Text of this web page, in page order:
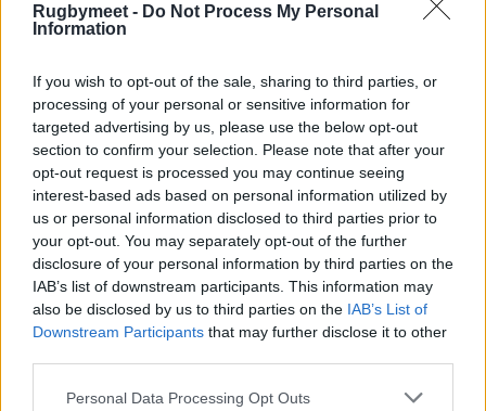
Rugbymeet - Do Not Process My Personal
Information
If you wish to opt-out of the sale, sharing to third parties, or
processing of your personal or sensitive information for
targeted advertising by us, please use the below opt-out
section to confirm your selection. Please note that after your
opt-out request is processed you may continue seeing
interest-based ads based on personal information utilized by
us or personal information disclosed to third parties prior to
your opt-out. You may separately opt-out of the further
disclosure of your personal information by third parties on the
IAB’s list of downstream participants. This information may
also be disclosed by us to third parties on the IAB’s List of
Downstream Participants that may further disclose it to other
Personal Data Processing Opt Outs
l’autunno e la famosa vittoria di Firenze sugli
il ct aveva messo nel mirino già dall’estate. Il
Sudafrica era la prima (e finora resta l’unica)
delle “big four” (le altre sono Nuova Zelanda,
Inghilterra e Australia) ad essere sconfitta
dall’Italia. Un segno del destino, una svolta
epocale?
Il sogno durò soltanto “l’espace d’un matin”.
Sette giorni dopo aver umiliato i ‘Boks al
Franchi, gli Azzurri furono sconfitta da Tonga a
sprovveduta del match nel finale. Errori di